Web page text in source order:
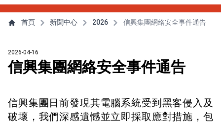
主內容首頁 新聞中心 2026 信興集團網絡安全事件通告
2026-04-16
信興集團網絡安全事件通告
信興集團日前發現其電腦系統受到黑客侵入及
破壞，我們深感遺憾並立即採取應對措施，包